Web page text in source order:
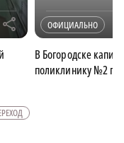
r ОФИЦИАЛЬНО
В Богородске
поликлинику №2 по